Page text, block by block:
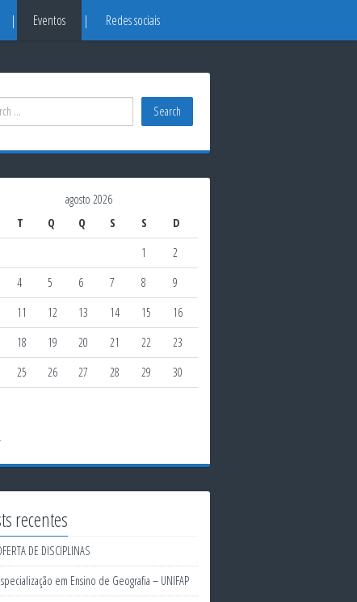
Eventos Redes sociais
agosto 2026
T Q Q S S
D
1
2
4 5 6 7 8
9
11 12 13 14 15
16
18 19 20 21 22
23
25 26 27 28 29
30
recentes
DE DISCIPLINAS
em Ensino de Geografia – UNIFAP